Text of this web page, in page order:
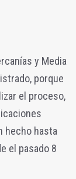
y Media
porque
el proceso,
hecho hasta
el pasado 8